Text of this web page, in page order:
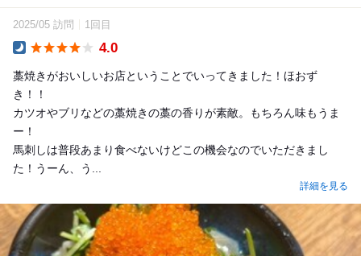
2025/05 訪問 1回目
4.0
藁焼きがおいしいお店ということでいってきました！ほおず
き！！
カツオやブリなどの藁焼きの藁の香りが素敵。もちろん味もうま
ー！
馬刺しは普段あまり食べないけどこの機会なのでいただきまし
た！うーん、う...
詳細を見る